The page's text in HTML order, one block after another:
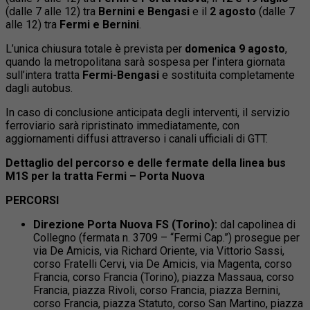
(dalle 7 alle 12) tra Bernini e Bengasi e il 2 agosto (dalle 7
alle 12) tra Fermi e Bernini.
L’unica chiusura totale è prevista per domenica 9 agosto,
quando la metropolitana sarà sospesa per l’intera giornata
sull’intera tratta Fermi-Bengasi e sostituita completamente
dagli autobus.
In caso di conclusione anticipata degli interventi, il servizio
ferroviario sarà ripristinato immediatamente, con
aggiornamenti diffusi attraverso i canali ufficiali di GTT.
Dettaglio del percorso e delle fermate della linea bus
M1S per la tratta Fermi – Porta Nuova
PERCORSI
Direzione Porta Nuova FS (Torino): dal capolinea di
Collegno (fermata n. 3709 – “Fermi Cap.”) prosegue per
via De Amicis, via Richard Oriente, via Vittorio Sassi,
corso Fratelli Cervi, via De Amicis, via Magenta, corso
Francia, corso Francia (Torino), piazza Massaua, corso
Francia, piazza Rivoli, corso Francia, piazza Bernini,
corso Francia, piazza Statuto, corso San Martino, piazza